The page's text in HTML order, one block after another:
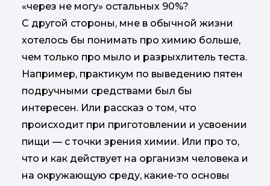
«через не могу» остальных 90%?
С другой стороны, мне в обычной жизни
хотелось бы понимать про химию больше,
чем только про мыло и разрыхлитель теста.
Например, практикум по выведению пятен
подручными средствами был бы
интересен. Или рассказ о том, что
происходит при приготовлении и усвоении
пищи — с точки зрения химии. Или про то,
что и как действует на организм человека и
на окружающую среду, какие-то основы